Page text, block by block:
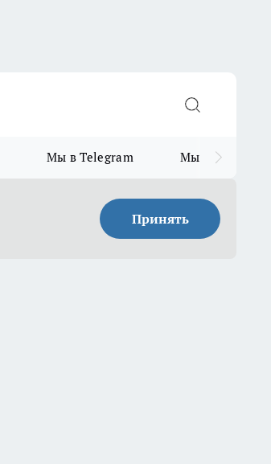
Мы в Telegram Мы в MAX
Принять